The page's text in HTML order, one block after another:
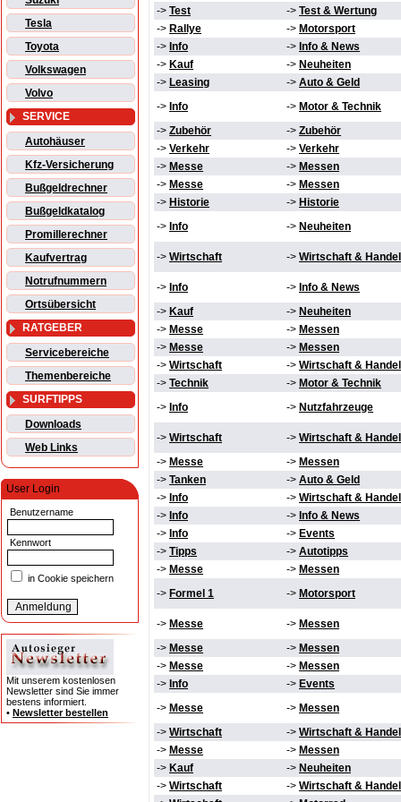
Tesla
Toyota
Volkswagen
Volvo
SERVICE
Autohäuser
Kfz-Versicherung
Bußgeldrechner
Bußgeldkatalog
Promillerechner
Kaufvertrag
Notrufnummern
Ortsübersicht
RATGEBER
Servicebereiche
Themenbereiche
SURFTIPPS
Downloads
Web Links
User Login
Benutzername
Kennwort
in Cookie speichern
Mit unserem kostenlosen
Newsletter sind Sie immer
bestens informiert.
• Newsletter bestellen
-> Test -> Test & Wertung
-> Rallye -> Motorsport
-> Info -> Info & News
-> Kauf -> Neuheiten
-> Leasing -> Auto & Geld
-> Info -> Motor & Technik
-> Zubehör -> Zubehör
-> Verkehr -> Verkehr
-> Messe -> Messen
-> Messe -> Messen
-> Historie -> Historie
-> Info -> Neuheiten
-> Wirtschaft -> Wirtschaft & Handel
-> Info -> Info & News
-> Kauf -> Neuheiten
-> Messe -> Messen
-> Messe -> Messen
-> Wirtschaft -> Wirtschaft & Handel
-> Technik -> Motor & Technik
-> Info -> Nutzfahrzeuge
-> Wirtschaft -> Wirtschaft & Handel
-> Messe -> Messen
-> Tanken -> Auto & Geld
-> Info -> Wirtschaft & Handel
-> Info -> Info & News
-> Info -> Events
-> Tipps -> Autotipps
-> Messe -> Messen
-> Formel 1 -> Motorsport
-> Messe -> Messen
-> Messe -> Messen
-> Messe -> Messen
-> Info -> Events
-> Messe -> Messen
-> Wirtschaft -> Wirtschaft & Handel
-> Messe -> Messen
-> Kauf -> Neuheiten
-> Wirtschaft -> Wirtschaft & Handel